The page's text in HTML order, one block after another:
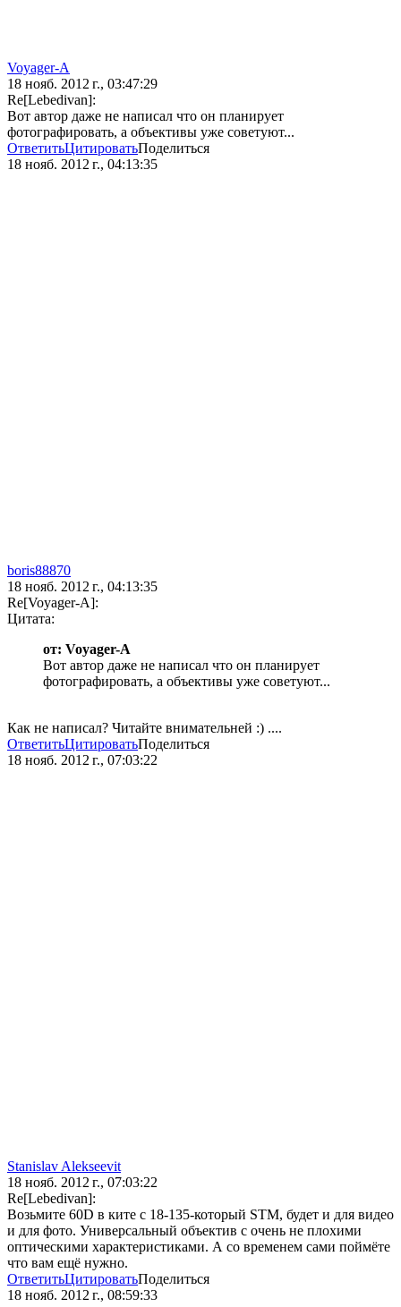
Voyager-A
18 нояб. 2012 г., 03:47:29
Re[Lebedivan]:
Вот автор даже не написал что он планирует
фотографировать, а объективы уже советуют...
ОтветитьЦитироватьПоделиться
18 нояб. 2012 г., 04:13:35
boris88870
18 нояб. 2012 г., 04:13:35
Re[Voyager-A]:
Цитата:
от: Voyager-A
Вот автор даже не написал что он планирует
фотографировать, а объективы уже советуют...
Как не написал? Читайте внимательней :) ....
ОтветитьЦитироватьПоделиться
18 нояб. 2012 г., 07:03:22
Stanislav Alekseevit
18 нояб. 2012 г., 07:03:22
Re[Lebedivan]:
Возьмите 60D в ките с 18-135-который STM, будет и для видео
и для фото. Универсальный объектив с очень не плохими
оптическими характеристиками. А со временем сами поймёте
что вам ещё нужно.
ОтветитьЦитироватьПоделиться
18 нояб. 2012 г., 08:59:33